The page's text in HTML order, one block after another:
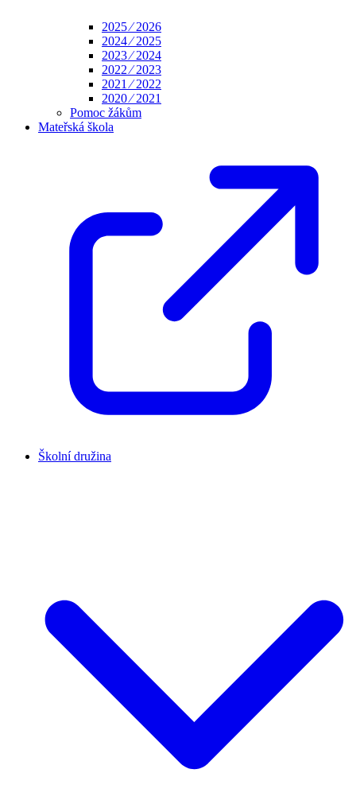
2025 ⁄ 2026
2024 ⁄ 2025
2023 ⁄ 2024
2022 ⁄ 2023
2021 ⁄ 2022
2020 ⁄ 2021
Pomoc žákům
Mateřská škola
Školní družina